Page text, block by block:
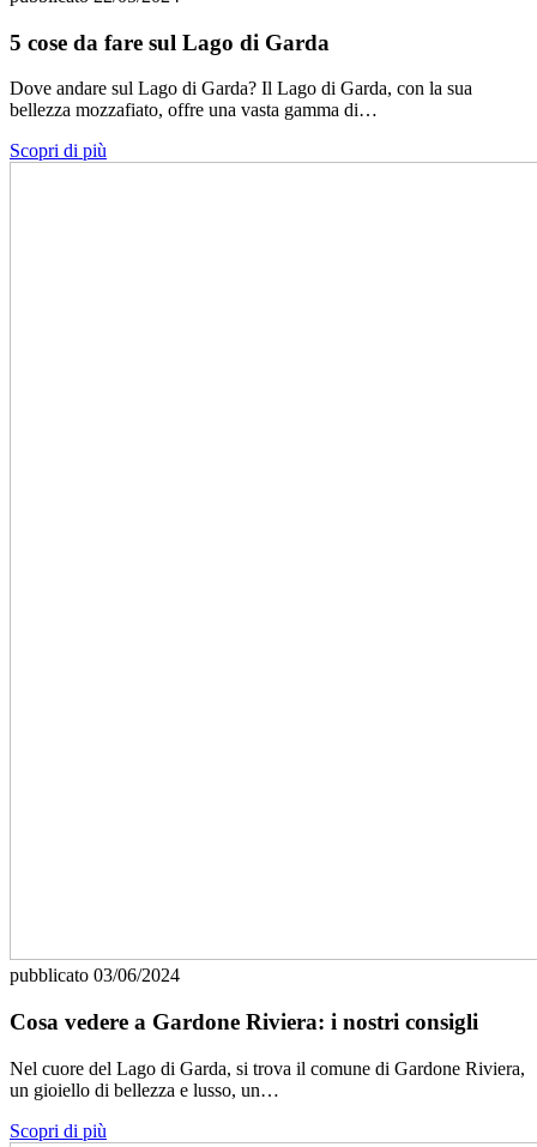
5 cose da fare sul Lago di Garda
Dove andare sul Lago di Garda? Il Lago di Garda, con la sua
bellezza mozzafiato, offre una vasta gamma di…
Scopri di più
pubblicato 03/06/2024
Cosa vedere a Gardone Riviera: i nostri consigli
Nel cuore del Lago di Garda, si trova il comune di Gardone Riviera,
un gioiello di bellezza e lusso, un…
Scopri di più